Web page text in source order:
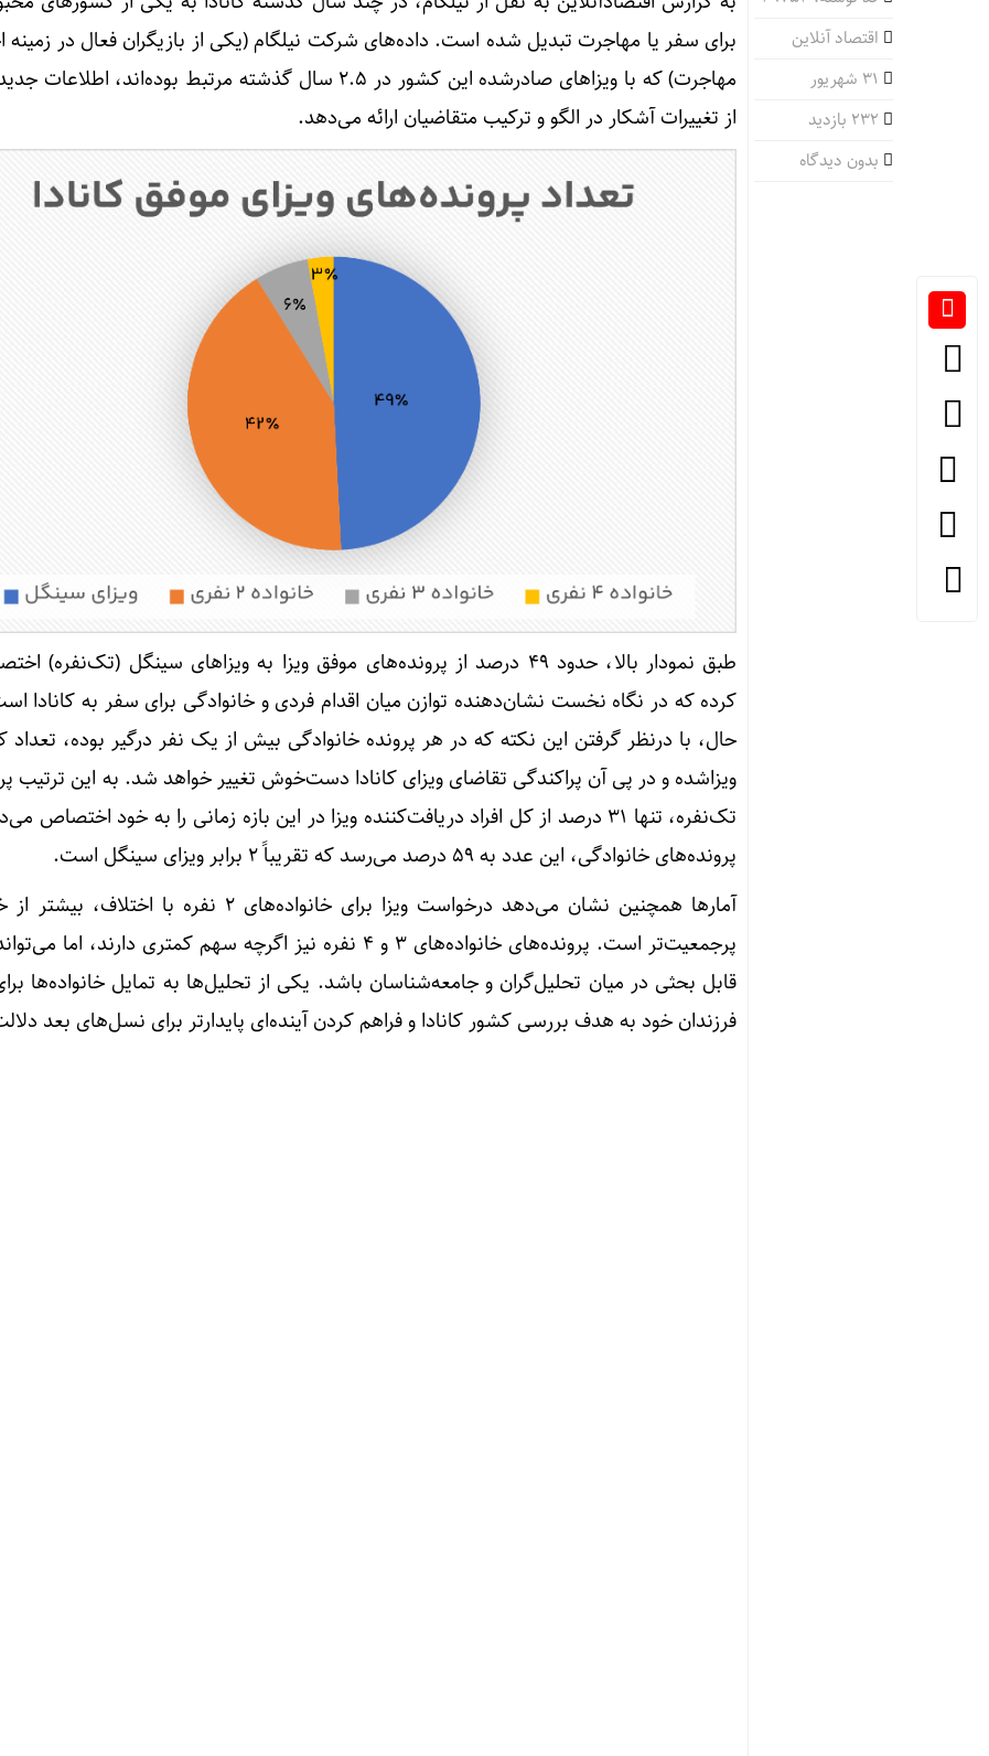
اقتصاد آنلاین
بدون دیدگاه
برای سفر یا مهاجرت تبدیل شده است. داده‌های شرکت نیلگام (یکی از بازیگران فعال در زمینه
مهاجرت) که با ویزاهای صادرشده این کشور در ۲.۵ سال گذشته مرتبط بوده‌اند،
از تغییرات آشکار در الگو و ترکیب متقاضیان ارائه می‌دهد.
طبق نمودار بالا
، حدود ۴۹ درصد از پرونده‌های موفق ویزا به ویزاهای سینگل (تک‌نفره)
کرده که در نگاه نخست نشان‌دهنده توازن میان اقدام فردی و خانوادگی برای سفر به کانادا
حال، با درنظر گرفتن این نکته که در هر پرونده خانوادگی بیش از یک نفر درگیر بوده، تعداد
ویزاشده و در پی آن پراکندگی تقاضای ویزای کانادا دست‌خوش تغییر خواهد شد. به این ترتیب
تک‌نفره، تنها ۳۱ درصد از کل افراد دریافت‌کننده ویزا در این بازه زمانی را به خود اختصاص
پرونده‌های خانوادگی، این عدد به۵۹ درصد می‌رسد
که تقریباً ۲ برابر ویزای سینگل است.
آمارها همچنین نشان می‌دهد درخواست ویزا برای خانواده‌های ۲ نفره با
پرجمعیت‌تر است. پرونده‌های خانواده‌های ۳ و ۴ نفره نیز اگرچه سهم کمتری دارند،
قابل بحثی در میان تحلیل‌گران و جامعه‌شناسان باشد. یکی از تحلیل‌ها به تمایل خانواده‌ها
فرزندان خود به هدف بررسی کشور کانادا و فراهم کردن آینده‌ای پایدارتر برای نسل‌های بعد